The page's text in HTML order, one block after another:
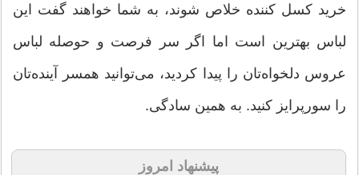
خرید کسل کننده خلاص شوند، به شما خواهند گفت این
لباس بهترین است اما اگر سر فرصت و حوصله لباس
عروس دلخواه‌تان را پیدا کردید، می‌توانید همسر آینده‌تان
را سورپرایز کنید. به همین سادگی.
پیشنهاد امروز